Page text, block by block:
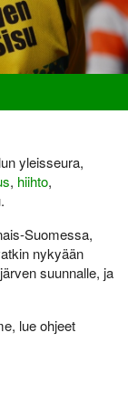
yleisseura,
, hiihto,
Suomessa,
nykyään
suunnalle, ja
lue ohjeet